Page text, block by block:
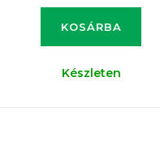
KOSÁRBA
Készleten